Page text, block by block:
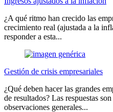
¿A qué ritmo han crecido las
crecimiento real (ajustada a la
responder a esta...
Gestión de crisis empresariales
¿Qué deben hacer las grandes
de resultados? Las respuestas
observaciones generales...